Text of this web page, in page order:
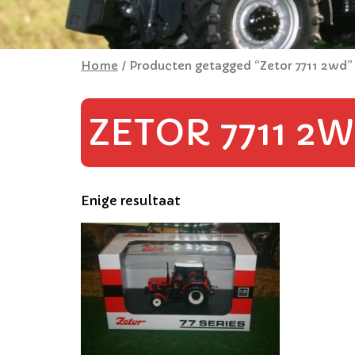
Home / Producten getagged “Zetor 7711 2wd”
ZETOR 7711
Enige resultaat